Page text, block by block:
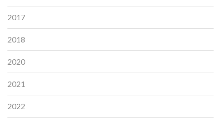
2017
2018
2020
2021
2022